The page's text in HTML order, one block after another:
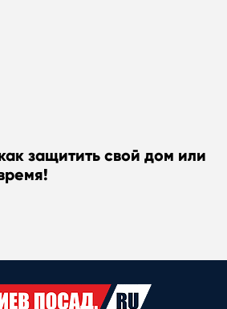
защитить свой дом или